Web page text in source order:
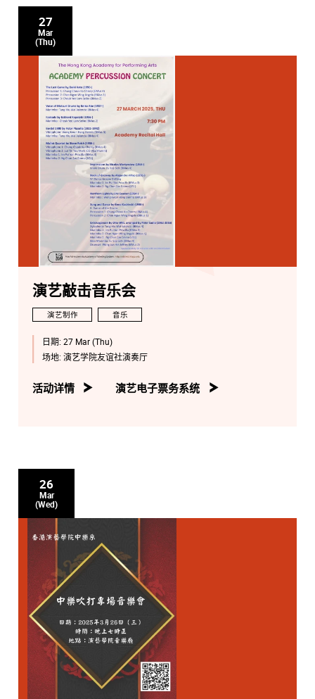
27
Mar
(Thu)
演艺敲击音乐会
演艺制作 音乐
日期: 27 Mar (Thu)
场地: 演艺学院友谊社演奏厅
活动详情 演艺电子票务系统
26
Mar
(Wed)